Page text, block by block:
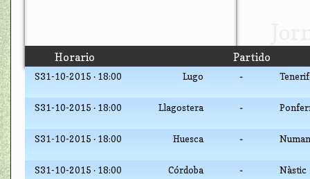
Horario Partido
S31-10-2015 · 18:00 Lugo -
S31-10-2015 · 18:00 Llagostera -
S31-10-2015 · 18:00 Huesca -
S31-10-2015 · 18:00 Córdoba - Nàstic